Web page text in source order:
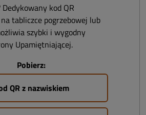
Dedykowany kod QR
tabliczce pogrzebowej lub
szybki i wygodny
Upamiętniającej.
Pobierz:
QR z nazwiskiem